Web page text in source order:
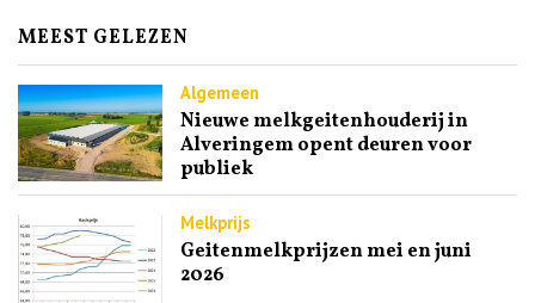
MEEST GELEZEN
Algemeen
Nieuwe melkgeitenhouderij in
Alveringem opent deuren voor
publiek
Melkprijs
Geitenmelkprijzen mei en juni
2026